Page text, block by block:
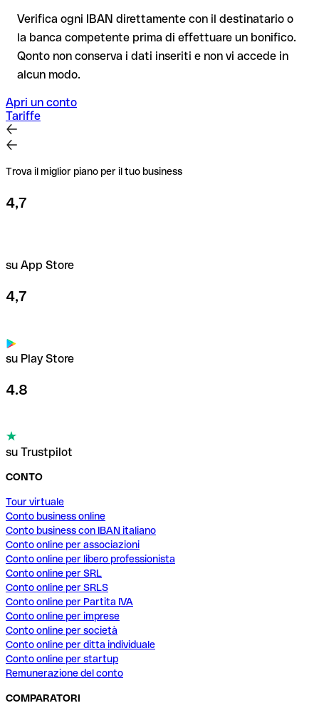
Consiglio: verifica ogni IBAN prima di un bonifico con il nostro
per importi elevati o nuovi rapporti commerciali.
Verifica ogni IBAN direttamente con il destinatario o
la banca competente prima di effettuare un bonifico.
Qonto non conserva i dati inseriti e non vi accede in
alcun modo.
Apri un conto
Tariffe
Trova il miglior piano per il tuo business
4,7
su App Store
4,7
su Play Store
4.8
su Trustpilot
CONTO
Tour virtuale
Conto business online
Conto business con IBAN italiano
Conto online per associazioni
Conto online per libero professionista
Conto online per SRL
Conto online per SRLS
Conto online per Partita IVA
Conto online per imprese
Conto online per società
Conto online per ditta individuale
Conto online per startup
Remunerazione del conto
COMPARATORI